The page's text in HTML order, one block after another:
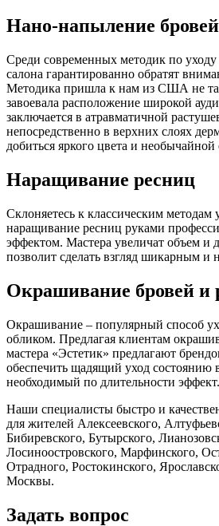
Нано-напыление бровей
Среди современных методик по
салона гарантированно обратят
Методика пришла к нам из США не
завоевала расположение широкой
заключается в атравматичной
непосредственно в верхних слоях
добиться яркого цвета и необычайной
Наращивание ресниц
Склоняетесь к классическим методам
наращивание ресниц руками
эффектом. Мастера увеличат объем и
позволит сделать взгляд шикарным и
Окрашивание бровей и
Окрашивание – популярный способ
обликом. Предлагая клиентам
мастера «Эстетик» предлагают
обеспечить щадящий уход состоянию
необходимый по длительности эффект.
Наши специалисты быстро и
для жителей Алексеевского,
Бибиревского, Бутырского,
Лосиноостровского, Марфинского,
Отрадного, Ростокинского,
Москвы.
Задать вопрос